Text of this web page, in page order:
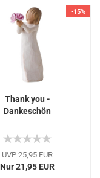
-15%
Thank you -
Dankeschön
UVP 25,95 EUR
Nur 21,95 EUR